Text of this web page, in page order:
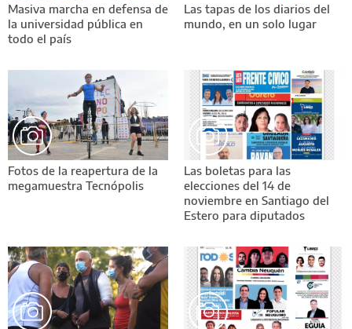
Masiva marcha en defensa de
la universidad pública en
todo el país
Las tapas de los diarios del
mundo, en un solo lugar
Fotos de la reapertura de la
megamuestra Tecnópolis
Las boletas para las
elecciones del 14 de
noviembre en Santiago del
Estero para diputados